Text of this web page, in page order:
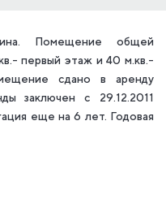
Помещение общей
первый этаж и 40 м.кв.-
сдано в аренду
заключен с 29.12.2011
еще на 6 лет. Годовая